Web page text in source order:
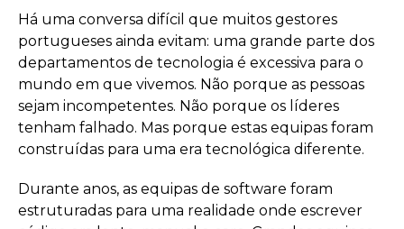
Há uma conversa difícil que muitos gestores
portugueses ainda evitam: uma grande parte dos
departamentos de tecnologia é excessiva para o
mundo em que vivemos. Não porque as pessoas
sejam incompetentes. Não porque os líderes
tenham falhado. Mas porque estas equipas foram
construídas para uma era tecnológica diferente.
Durante anos, as equipas de software foram
estruturadas para uma realidade onde escrever